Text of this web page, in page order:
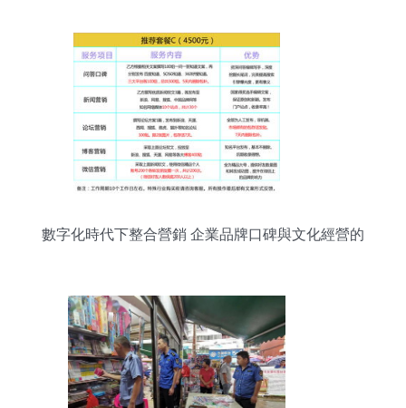
數字化時代下整合營銷 企業品牌口碑與文化經營的